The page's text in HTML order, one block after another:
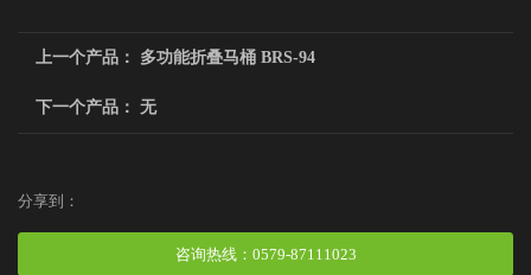
上一个产品： 多功能折叠马桶 BRS-94
下一个产品： 无
分享到：
咨询热线： 0579-87111023